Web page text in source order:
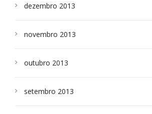
dezembro 2013
novembro 2013
outubro 2013
setembro 2013